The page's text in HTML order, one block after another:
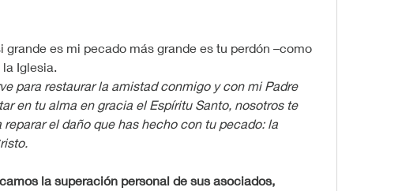
grande es mi pecado más grande es tu perdón –como
Iglesia.
para restaurar la amistad conmigo y con mi Padre
en tu alma en gracia el Espíritu Santo, nosotros te
reparar el daño que has hecho con tu pecado: la
la superación personal de sus asociados,